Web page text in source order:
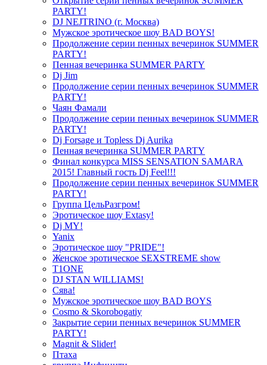
PARTY!
DJ NEJTRINO (г. Москва)
Мужское эротическое шоу BAD BOYS!
Продолжение серии пенных вечеринок SUMMER
PARTY!
Пенная вечеринка SUMMER PARTY
Dj Jim
Продолжение серии пенных вечеринок SUMMER
PARTY!
Чаян Фамали
Продолжение серии пенных вечеринок SUMMER
PARTY!
Dj Forsage и Topless Dj Aurika
Пенная вечеринка SUMMER PARTY
Финал конкурса MISS SENSATION SAMARA
2015! Главный гость Dj Feel!!!
Продолжение серии пенных вечеринок SUMMER
PARTY!
Группа ЦельРазгром!
Эротическое шоу Extasy!
Dj MY!
Yanix
Эротическое шоу "PRIDE"!
Женское эротическое SEXSTREME show
T1ONE
DJ STAN WILLIAMS!
Сява!
Мужское эротическое шоу BAD BOYS
Cosmo & Skorobogatiy
Закрытие серии пенных вечеринок SUMMER
PARTY!
Magnit & Slider!
Птаха